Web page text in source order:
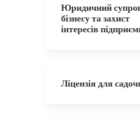
Юридичний
бізнесу та захист
інтересів
Ліцензія для